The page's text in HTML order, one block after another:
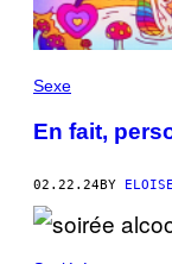
Sexe
En fait,
02.22.24BY